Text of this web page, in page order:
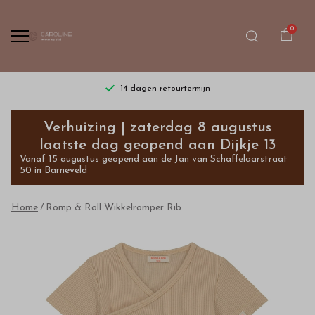
0
14 dagen retourtermijn
Romp
&
Roll
Wikkelromper
Bestel
Verhuizing | zaterdag 8 augustus
laatste dag geopend aan Dijkje 13
Vanaf 15 augustus geopend aan de Jan van Schaffelaarstraat
50 in Barneveld
Home Romp & Roll Wikkelromper Rib